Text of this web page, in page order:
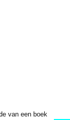
van een boek